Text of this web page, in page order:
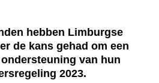
hebben Limburgse
de kans gehad om een
van hun
2023.